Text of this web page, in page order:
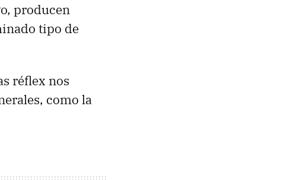
producen
tipo de
réflex nos
como la